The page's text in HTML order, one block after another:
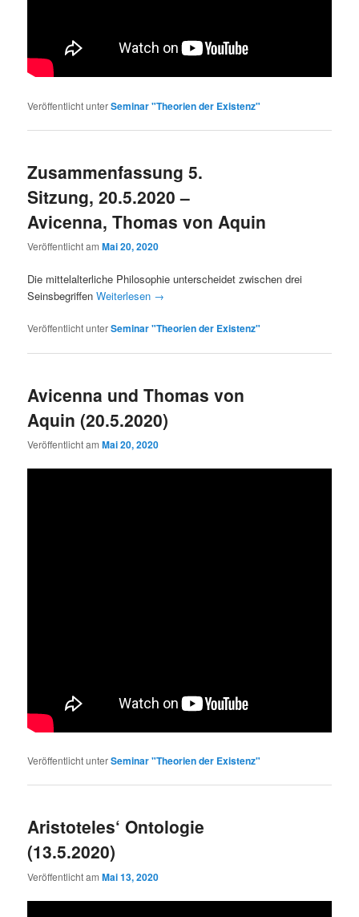
Veröffentlicht unterSeminar "Theorien der Existenz"
Zusammenfassung 5.
Sitzung, 20.5.2020 –
Avicenna, Thomas von Aquin
Veröffentlicht amMai 20, 2020
Die mittelalterliche Philosophie unterscheidet zwischen drei
SeinsbegriffenWeiterlesen →
Veröffentlicht unterSeminar "Theorien der Existenz"
Avicenna und Thomas von
Aquin (20.5.2020)
Veröffentlicht amMai 20, 2020
Veröffentlicht unterSeminar "Theorien der Existenz"
Aristoteles‘ Ontologie
(13.5.2020)
Veröffentlicht amMai 13, 2020